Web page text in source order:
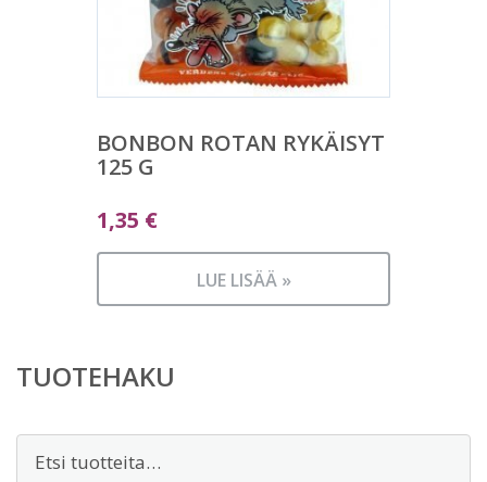
BONBON ROTAN RYKÄISYT
125 G
1,35 €
LUE LISÄÄ »
TUOTEHAKU